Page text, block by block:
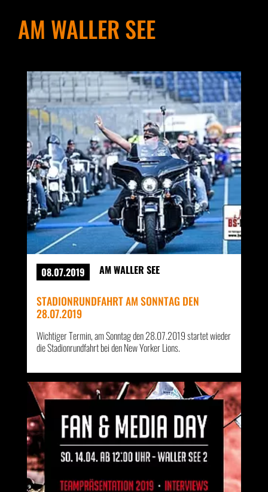
AM WALLER SEE
08.07.2019 AM WALLER SEE
STADIONRUNDFAHRT AM SONNTAG DEN
28.07.2019
Wichtiger Termin, am Sonntag den 28.07.2019 startet wieder
die Stadionrundfahrt bei den New Yorker Lions.